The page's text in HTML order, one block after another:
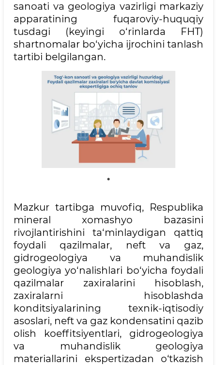
sanoati va geologiya vazirligi markaziy
apparatining fuqaroviy-huquqiy
tusdagi (keyingi o‘rinlarda FHT)
shartnomalar bo‘yicha ijrochini tanlash
tartibi belgilangan.
Mazkur tartibga muvofiq, Respublika
mineral xomashyo bazasini
rivojlantirishini ta‘minlaydigan qattiq
foydali qazilmalar, neft va gaz,
gidrogeologiya va muhandislik
geologiya yo‘nalishlari bo‘yicha foydali
qazilmalar zaxiralarini hisoblash,
zaxiralarni hisoblashda
konditsiyalarining texnik-iqtisodiy
asoslari, neft va gaz kondensatini qazib
olish koeffitsiyentlari, gidrogeologiya
va muhandislik geologiya
materiallarini ekspertizadan o‘tkazish